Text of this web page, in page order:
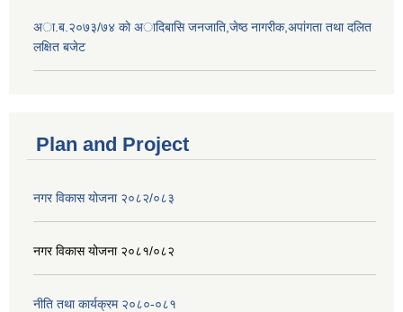
अा.ब.२०७३/७४ काे अादिबासि जनजाति,जेष्ठ नागरीक,अपांगता तथा दलित
लक्षित बजेट
Plan and Project
नगर विकास योजना २०८२/०८३
नगर विकास योजना २०८१/०८२
नीति तथा कार्यक्रम २०८०-०८१